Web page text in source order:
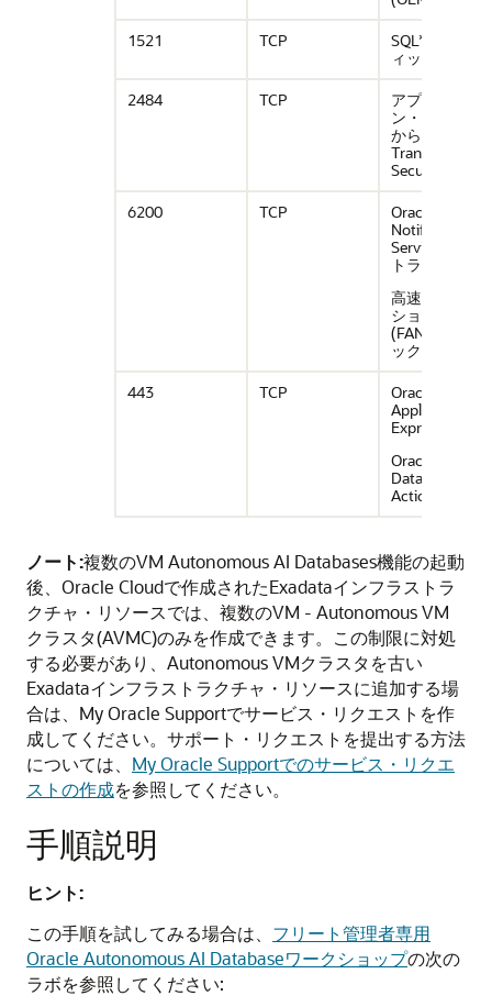
1521
TCP
SQL*Netトラ
ィック
2484
TCP
アプリケーシ
ン・サブネッ
からの
Transport
Security (TLS)
6200
TCP
Oracle
Notification
Service (ONS)
トラフィック
高速アプリケ
ション通信
(FAN)トラフィ
ック
443
TCP
Oracle
Application
Express
Oracle
Database
Actions
ノート:複数のVM Autonomous AI Databases機能の起動
後、Oracle Cloudで作成されたExadataインフラストラ
クチャ・リソースでは、複数のVM - Autonomous VM
クラスタ(AVMC)のみを作成できます。この制限に対処
する必要があり、Autonomous VMクラスタを古い
Exadataインフラストラクチャ・リソースに追加する場
合は、My Oracle Supportでサービス・リクエストを作
成してください。サポート・リクエストを提出する方法
については、 My Oracle Supportでのサービス・リクエ
ストの作成を参照してください。
手順説明
ヒント:
この手順を試してみる場合は、 フリート管理者専用
Oracle Autonomous AI Databaseワークショップの次の
ラボを参照してください: